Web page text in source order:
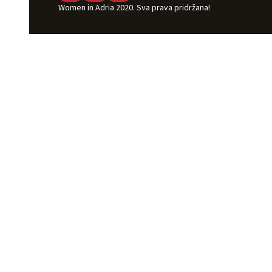
Women in Adria 2020. Sva prava pridržana!